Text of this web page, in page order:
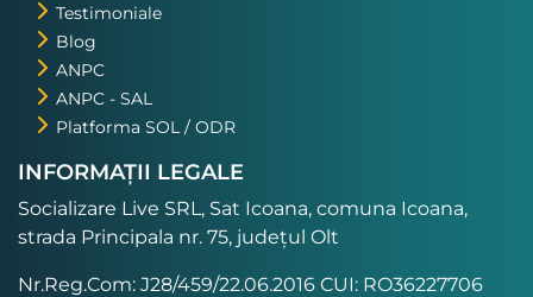
Testimoniale
Blog
ANPC
ANPC - SAL
Platforma SOL / ODR
INFORMAȚII LEGALE
Socializare Live SRL, Sat Icoana, comuna Icoana,
strada Principala nr. 75, județul Olt
Nr.Reg.Com: J28/459/22.06.2016 CUI: RO36227706